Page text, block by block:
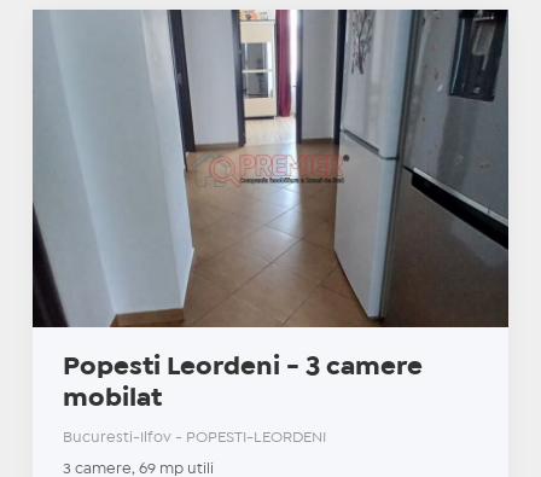
Popesti Leordeni - 3 camere
mobilat
Bucuresti-Ilfov - POPESTI-LEORDENI
3 camere, 69 mp utili